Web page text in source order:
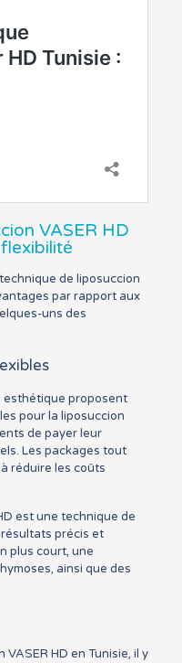
VASER HD
de liposuccion
par rapport aux
uns des
esthétique proposent
pour la liposuccion
de payer leur
Les packages tout
réduire les coûts
est une technique de
précis et
plus court, une
ainsi que des
HD en Tunisie, il y